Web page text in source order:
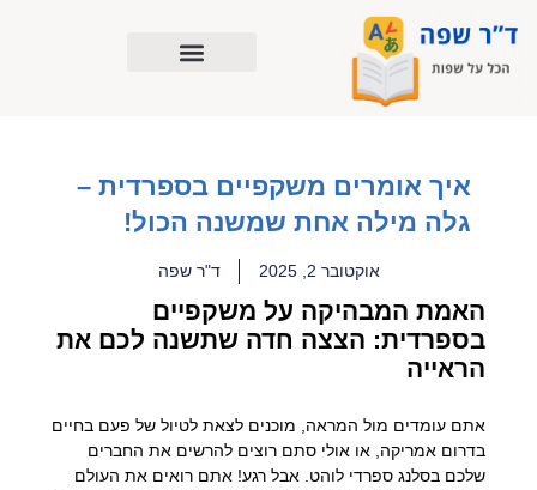
לתוכן
איך אומרים משקפיים בספרדית –
גלה מילה אחת שמשנה הכול!
אוקטובר 2, 2025 ד"ר שפה
האמת המבהיקה על משקפיים
בספרדית: הצצה חדה שתשנה לכם את
הראייה
אתם עומדים מול המראה, מוכנים לצאת לטיול של פעם בחיים
בדרום אמריקה, או אולי סתם רוצים להרשים את החברים
שלכם בסלנג ספרדי לוהט. אבל רגע! אתם רואים את העולם